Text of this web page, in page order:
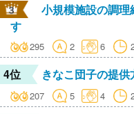
小規模施設の調
す
295 2 6
4位 きなこ団子の提供
207 5 4